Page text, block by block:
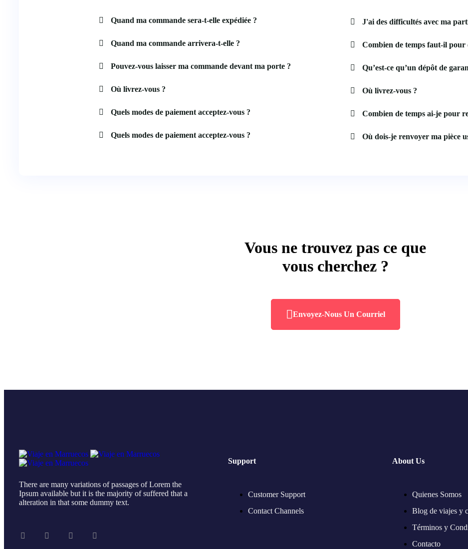
Quand ma commande sera-t-elle expédiée ?
Quand ma commande arrivera-t-elle ?
Pouvez-vous laisser ma commande devant ma porte ?
Où livrez-vous ?
Quels modes de paiement acceptez-vous ?
Quels modes de paiement acceptez-vous ?
J'ai des difficultés avec ma
Combien de temps faut-il pour
Qu’est-ce qu’un dépôt de
Où livrez-vous ?
Combien de temps ai-je pour
Où dois-je renvoyer ma pièce
Vous ne trouvez pas ce que
vous cherchez ?
Envoyez-Nous Un Courriel
There are many variations of passages of Lorem the
Ipsum available but it is the majority of suffered that a
alteration in that some dummy text.
Support
Customer Support
Contact Channels
About Us
Quienes Somos
Blog de viajes y
Términos y
Contacto